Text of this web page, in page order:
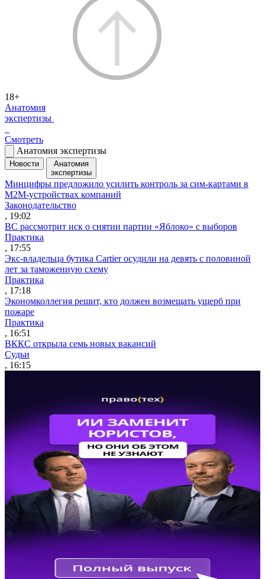
18+
Анатомия
экспертизы
Смотреть
Анатомия экспертизы
Новости
Анатомия
экспертизы
Минцифры предложило усилить контроль за сим-картами в
M2M-устройствах компаний
Законодательство
, 19:02
ВС рассмотрит иск о снятии партии «Яблоко» с выборов
Практика
, 17:55
Экс-владельца бутика Cartier осудили на девять с половиной
лет за таможенную схему
Практика
, 17:18
Экономколлегия решит, кто должен возмещать ущерб при
пожаре
Практика
, 16:51
ВККС открыла семь новых вакансий
Судьи
, 16:15